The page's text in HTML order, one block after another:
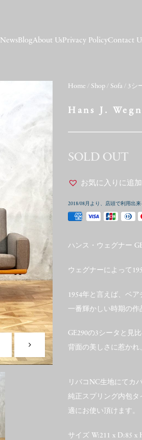
NewsBlogAbout UsPrivacy PolicyContact
Home / Shop / Sofa / 3シ
Hans J.
SOLD OUT
お気に入りに追加
2018/08月より、店頭で利用出
ハンス・ウェグナー
ウェグナーによって
1954年と言えば、ベ
一番輝かしい時期の作
GE290の3シータと見
背面の美しさに惹かれ
リバコNC生地にてカ
純正スプリング内包
適にお使い頂けます。
サイズ W:211 x D:85 x